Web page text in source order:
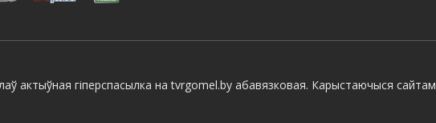
актыўная гіперспасылка на tvrgomel.by абавязковая. Карыстаючыся